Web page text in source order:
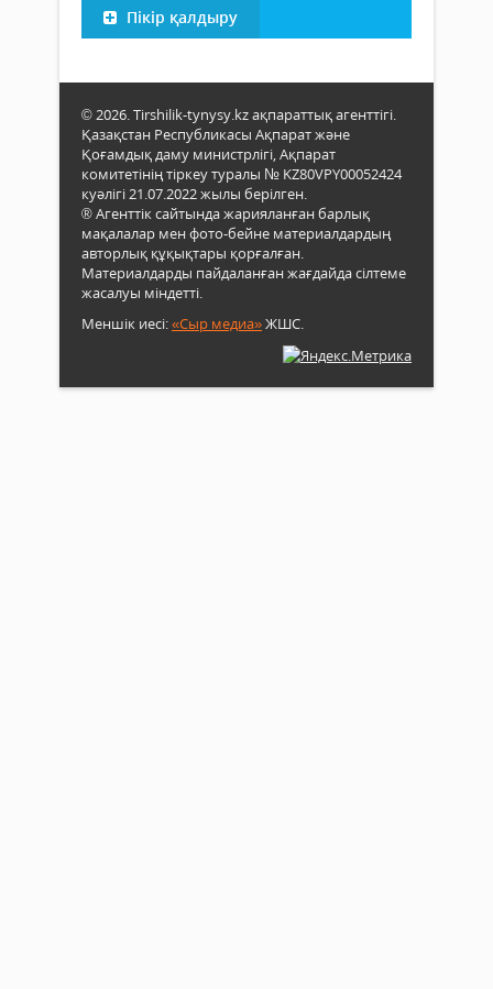
Пікір қалдыру
© 2026. Tirshilik-tynysy.kz ақпараттық агенттігі.
Қазақстан Республикасы Ақпарат және
Қоғамдық даму министрлігі, Ақпарат
комитетінің тіркеу туралы № KZ80VPY00052424
куәлігі 21.07.2022 жылы берілген.
® Агенттік сайтында жарияланған барлық
мақалалар мен фото-бейне материалдардың
авторлық құқықтары қорғалған.
Материалдарды пайдаланған жағдайда сілтеме
жасалуы міндетті.
Меншік иесі:«Сыр медиа»ЖШС.